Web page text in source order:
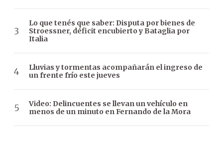
Lo que tenés que saber: Disputa por bienes de
Stroessner, déficit encubierto y Bataglia por
Italia
Lluvias y tormentas acompañarán el ingreso de
un frente frío este jueves
Video: Delincuentes se llevan un vehículo en
menos de un minuto en Fernando de la Mora